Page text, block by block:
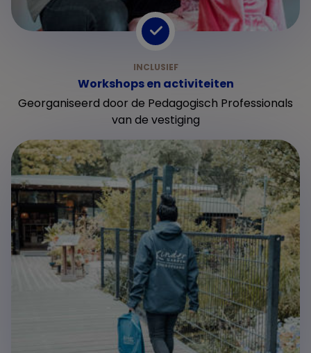
Workshops en activiteiten
Georganiseerd door de Pedagogisch Professionals
van de vestiging